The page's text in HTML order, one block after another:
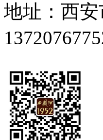
地址：西